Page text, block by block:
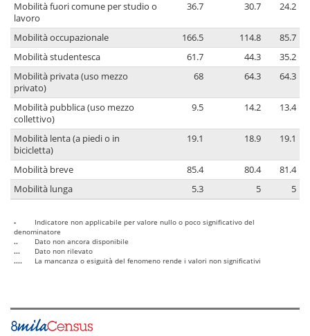
Mobilità fuori comune per studio o
lavoro
36.7 30.7 24.2
Mobilità occupazionale 166.5 114.8
85.7
Mobilità studentesca
61.7 44.3
35.2
Mobilità privata (uso mezzo
privato)
68 64.3 64.3
Mobilità pubblica (uso mezzo
collettivo)
9.5 14.2 13.4
Mobilità lenta (a piedi o in
bicicletta)
19.1 18.9 19.1
Mobilità breve 85.4 80.4
81.4
Mobilità lunga
5.3 5 5
-
Indicatore non applicabile per valore nullo o poco significativo del
denominatore
..
Dato non ancora disponibile
...
Dato non rilevato
....
La mancanza o esiguità del fenomeno rende i valori non significativi